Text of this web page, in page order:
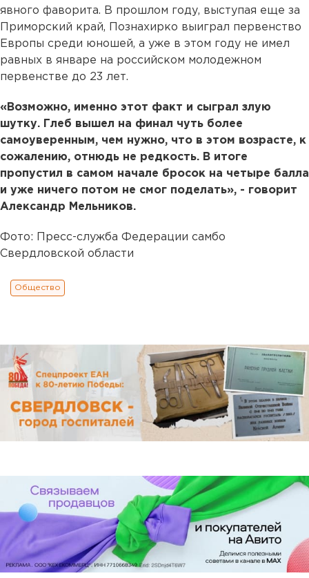
явного фаворита. В прошлом году, выступая еще за
Приморский край, Познахирко выиграл первенство
Европы среди юношей, а уже в этом году не имел
равных в январе на российском молодежном
первенстве до 23 лет.
«Возможно, именно этот факт и сыграл злую
шутку. Глеб вышел на финал чуть более
самоуверенным, чем нужно, что в этом возрасте, к
сожалению, отнюдь не редкость. В итоге
пропустил в самом начале бросок на четыре балла
и уже ничего потом не смог поделать», - говорит
Александр Мельников.
Фото: Пресс-служба Федерации самбо
Свердловской области
Общество